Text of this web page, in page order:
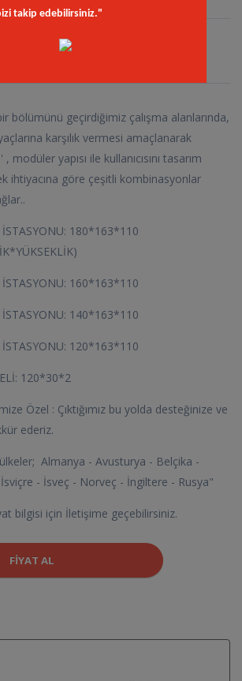
bölümünü geçirdiğimiz çalışma alanlarında,
karşılık vermesi amaçlanarak
yapısı ile kullanıcısını tasarım
ihtiyacına göre çeşitli kombinasyonlar
180*163*110
160*163*110
140*163*110
120*163*110
120*30*2
Özel : Çıktığımız bu yolda desteğinize ve
ederiz.
Almanya - Avusturya - Belçika -
- İsveç - Norveç - İngiltere - Rusya"
bilgisi için İletişime geçebilirsiniz.
FIYAT AL
takip edebilirsiniz."